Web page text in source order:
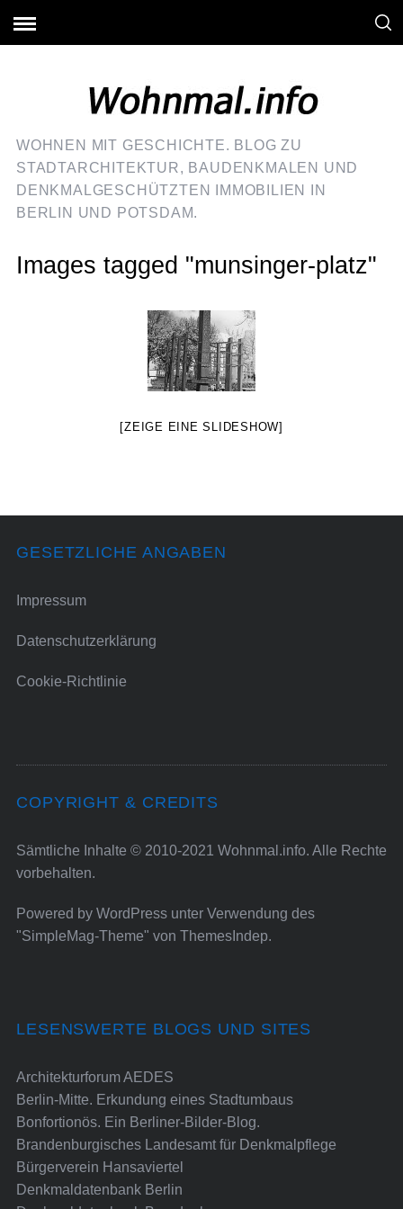
WOHNEN MIT GESCHICHTE. BLOG ZU
STADTARCHITEKTUR, BAUDENKMALEN UND
DENKMALGESCHÜTZTEN IMMOBILIEN IN
BERLIN UND POTSDAM.
Images tagged "munsinger-platz"
[ZEIGE EINE SLIDESHOW]
GESETZLICHE ANGABEN
Impressum
Datenschutzerklärung
Cookie-Richtlinie
COPYRIGHT & CREDITS
Sämtliche Inhalte © 2010-2021 Wohnmal.info. Alle Rechte
vorbehalten.
Powered by WordPressunter Verwendung des
"SimpleMag-Theme" von ThemesIndep.
LESENSWERTE BLOGS UND SITES
Architekturforum AEDES
Berlin-Mitte. Erkundung eines Stadtumbaus
Bonfortionös. Ein Berliner-Bilder-Blog.
Brandenburgisches Landesamt für Denkmalpflege
Bürgerverein Hansaviertel
Denkmaldatenbank Berlin